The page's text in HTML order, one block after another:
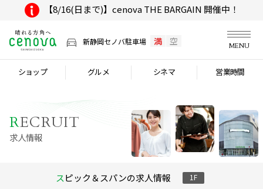
【8/16(日まで)】cenova THE BARGAIN 開催中！
新静岡セノバ駐車場 満 空 MENU
ショップ グルメ シネマ 営業時間
RECRUIT
求人情報
スピック＆スパンの求人情報 1F